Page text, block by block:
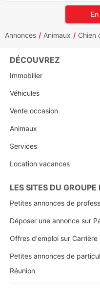
Annonces Animaux Chien
DÉCOUVREZ
Immobilier
Véhicules
Vente occasion
Animaux
Services
Location vacances
LES SITES DU
Petites annonces de
Déposer une annonce sur
Offres d'emploi sur Carrière
Petites annonces de
Réunion